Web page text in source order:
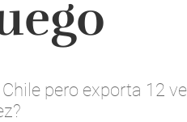
pero exporta 12